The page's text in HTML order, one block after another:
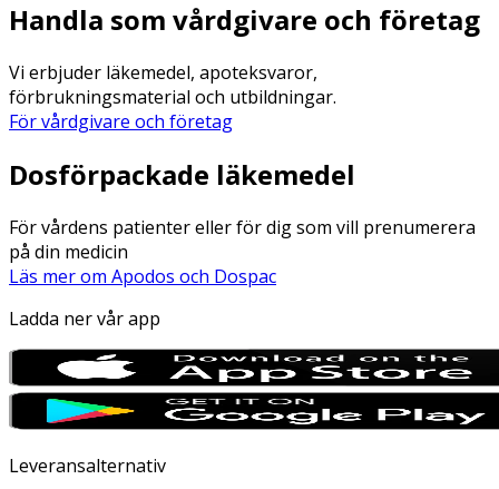
Handla som vårdgivare och företag
Vi erbjuder läkemedel, apoteksvaror,
förbrukningsmaterial och utbildningar.
För vårdgivare och företag
Dosförpackade läkemedel
För vårdens patienter eller för dig som vill prenumerera
på din medicin
Läs mer om Apodos och Dospac
Ladda ner vår app
Leveransalternativ